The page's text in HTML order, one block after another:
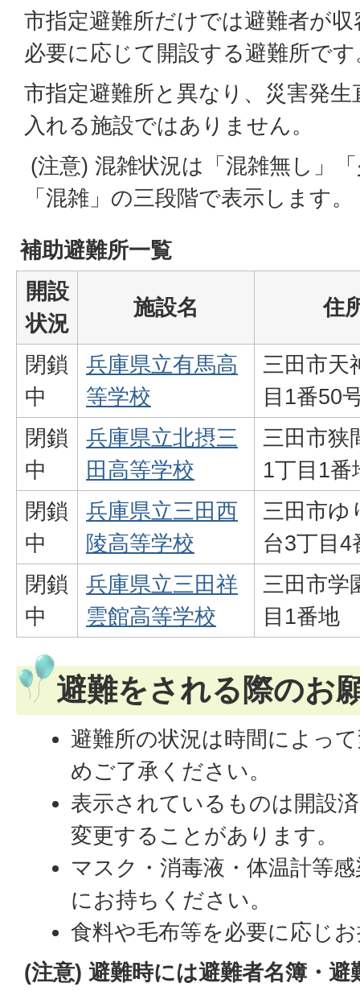
市指定避難所だけでは避難者が
必要に応じて開設する避難所です
市指定避難所と異なり、災害発
入れる施設ではありません。
(注意) 混雑状況は「混雑無し」
「混雑」の三段階で表示します。
補助避難所一覧
開設
状況
施設名 住
閉鎖
中
兵庫県立有馬高
等学校
三田市天
目1番50
閉鎖
中
兵庫県立北摂三
田高等学校
三田市狭
1丁目1番
閉鎖
中
兵庫県立三田西
陵高等学校
三田市ゆ
台3丁目4
閉鎖
中
兵庫県立三田祥
雲館高等学校
三田市学
目1番地
避難をされる際のお
避難所の状況は時間によっ
めご了承ください。
表示されているものは開設
変更することがあります。
マスク・消毒液・体温計等
にお持ちください。
食料や毛布等を必要に応じ
(注意) 避難時には避難者名簿・避